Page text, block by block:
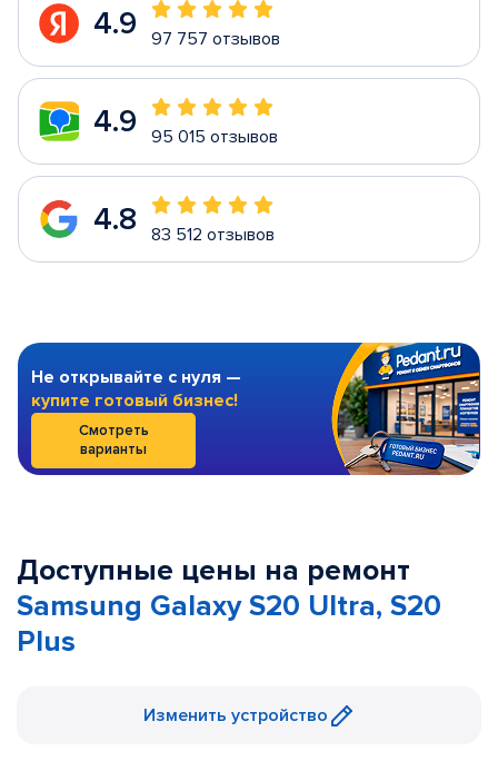
4.9 97 757 отзывов
4.9 95 015 отзывов
4.8 83 512 отзывов
Не открывайте с нуля —
купите готовый бизнес!
Смотреть
варианты
Доступные цены на ремонт
Samsung Galaxy S20 Ultra, S20
Plus
Изменить устройство